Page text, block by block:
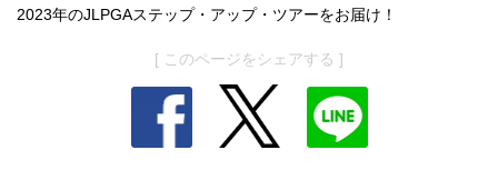
2023年のJLPGAステップ・アップ・ツアーをお届け！
[ このページをシェアする ]